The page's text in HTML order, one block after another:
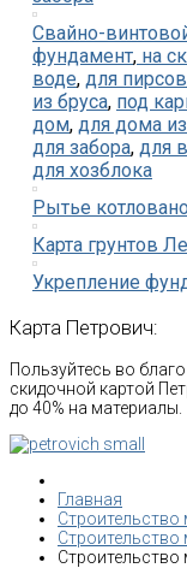
Свайно-
фундамент, на
воде, для пирсов
из бруса, под
дом, для дома
для забора, для
для хозблока
Рытье
Карта грунтов
Укрепление
Карта Петрович:
Пользуйтесь во
скидочной картой
до 40% на материалы.
Главная